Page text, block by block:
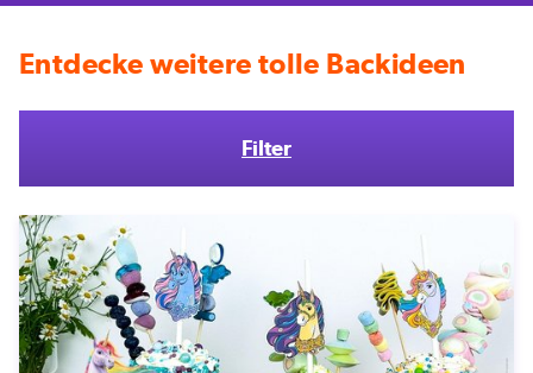
Entdecke weitere tolle Backideen
Filter